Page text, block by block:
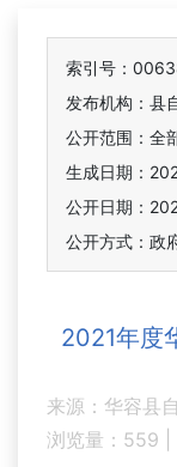
索引号：
发布机构：县
公开范围：全
生成日期：
公开日期：
公开方式：政
2021年度
来源：华容县
浏览量： 559